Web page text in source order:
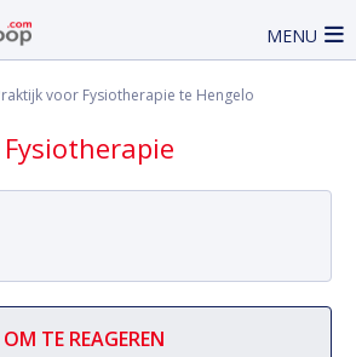
MENU
voor Fysiotherapie te Hengelo
TE REAGEREN